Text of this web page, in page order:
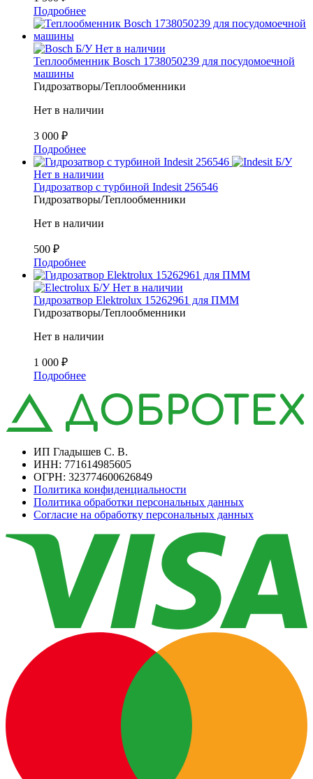
Подробнее
Б/У Нет в наличии
Теплообменник Bosch 1738050239 для посудомоечной
машины
Гидрозатворы/Теплообменники
Нет в наличии
3 000 ₽
Подробнее
Б/У
Нет в наличии
Гидрозатвор с турбиной Indesit 256546
Гидрозатворы/Теплообменники
Нет в наличии
500 ₽
Подробнее
Б/У Нет в наличии
Гидрозатвор Elektrolux 15262961 для ПММ
Гидрозатворы/Теплообменники
Нет в наличии
1 000 ₽
Подробнее
ИП Гладышев С. В.
ИНН: 771614985605
ОГРН: 323774600626849
Политика конфиденциальности
Политика обработки персональных данных
Согласие на обработку персональных данных